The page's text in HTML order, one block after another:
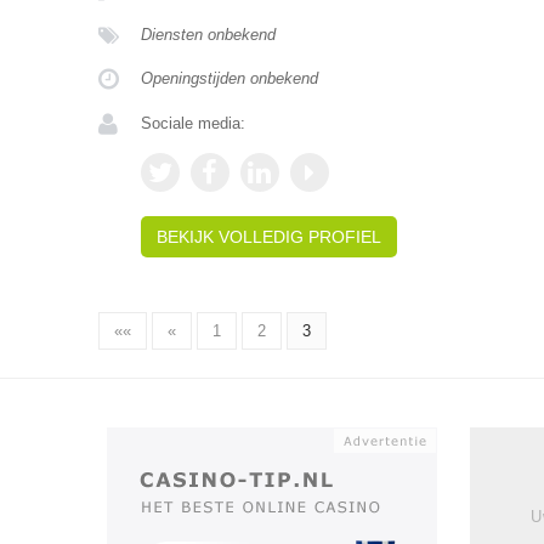
Diensten onbekend
Openingstijden onbekend
Sociale media:
BEKIJK VOLLEDIG PROFIEL
«« « 1 2 3